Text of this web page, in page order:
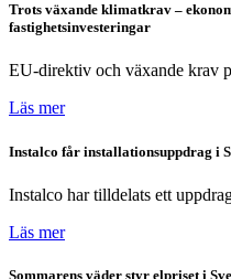
Trots växande klimatkrav –
fastighetsinvesteringar
EU-direktiv och växande krav
Läs mer
Instalco får installationsuppdrag i
Instalco har tilldelats ett
Läs mer
Sommarens väder styr elpriset i